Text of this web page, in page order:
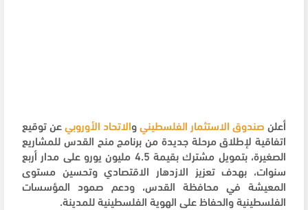
أعلن صندوق الاستثمار الفلسطينيوالاتحاد الأوروبيعن توقيع
اتفاقية لإطلاق مرحلة جديدة من برنامج منح القدس للمشاريع
الصغيرة، بتمويل مشترك بقيمة 4.5 مليون يورو على مدار أربع
سنوات، بهدف تعزيز الازدهار الاقتصادي وتحسين مستوى
المعيشة في محافظة القدس، ودعم صمود المؤسسات
الفلسطينية والحفاظ على الهوية الفلسطينية للمدينة.